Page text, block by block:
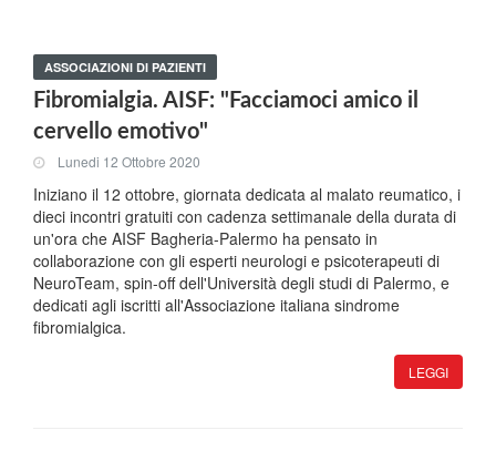
ASSOCIAZIONI DI PAZIENTI
Fibromialgia. AISF: "Facciamoci amico il
cervello emotivo"
Lunedi 12 Ottobre 2020
Iniziano il 12 ottobre, giornata dedicata al malato reumatico, i
dieci incontri gratuiti con cadenza settimanale della durata di
un'ora che AISF Bagheria-Palermo ha pensato in
collaborazione con gli esperti neurologi e psicoterapeuti di
NeuroTeam, spin-off dell'Università degli studi di Palermo, e
dedicati agli iscritti all'Associazione italiana sindrome
fibromialgica.
LEGGI